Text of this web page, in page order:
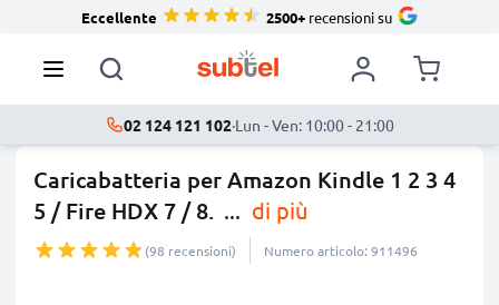
Eccellente 2500+recensioni su
02 124 121 102·Lun - Ven: 10:00 - 21:00
Caricabatteria per Amazon Kindle 1 2 3 4
5 / Fire HDX 7 / 8. ... di più
(98 recensioni) Numero articolo: 911496